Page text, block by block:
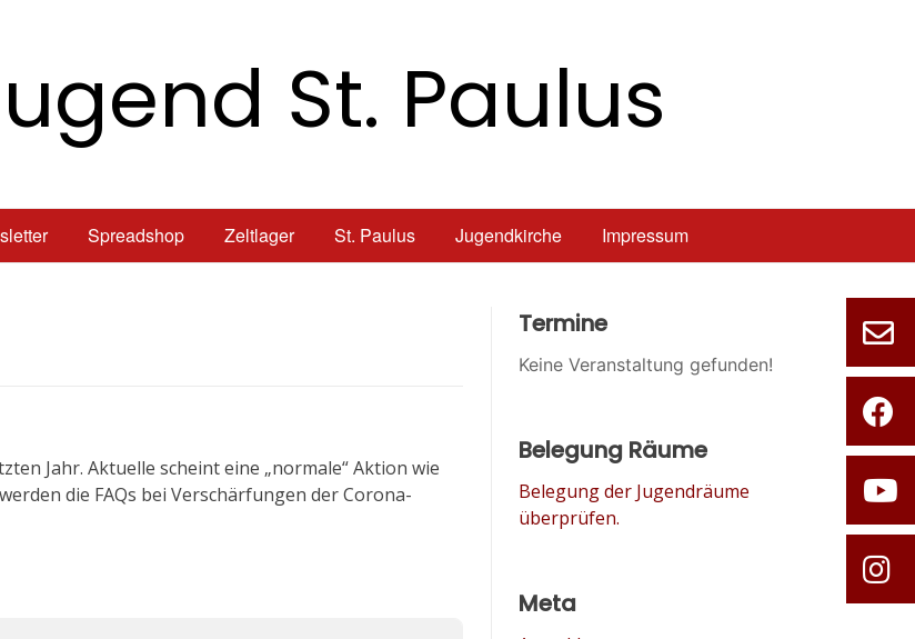
St. Paulus
Spreadshop Zeltlager St. Paulus Jugendkirche Impressum
Jahr. Aktuelle scheint eine „normale“ Aktion wie
die FAQs bei Verschärfungen der Corona-
Termine
Keine Veranstaltung gefunden!
Belegung Räume
Belegung der Jugendräume
überprüfen.
Meta